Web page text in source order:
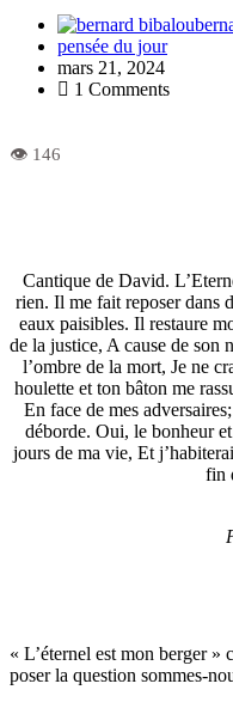
pensée du jour
mars 21, 2024
1 Comments
Cantique de David.
rien. Il me fait reposer dans
eaux paisibles. Il restaure
de la justice, A cause de son
l’ombre de la mort, Je ne
houlette et ton bâton me
En face de mes
déborde. Oui, le bonheur
jours de ma vie, Et
fin
« L’éternel est mon berger »
poser la question sommes-